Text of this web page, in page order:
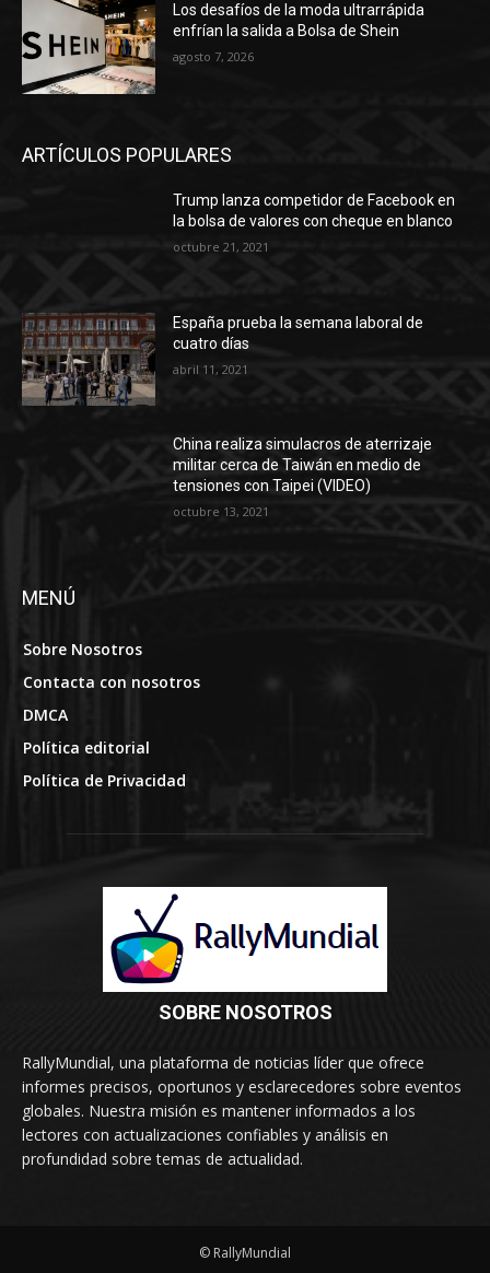
Los desafíos de la moda ultrarrápida
enfrían la salida a Bolsa de Shein
agosto 7, 2026
ARTÍCULOS POPULARES
Trump lanza competidor de Facebook en
la bolsa de valores con cheque en blanco
octubre 21, 2021
España prueba la semana laboral de
cuatro días
abril 11, 2021
China realiza simulacros de aterrizaje
militar cerca de Taiwán en medio de
tensiones con Taipei (VIDEO)
octubre 13, 2021
MENÚ
Sobre Nosotros
Contacta con nosotros
DMCA
Política editorial
Política de Privacidad
SOBRE NOSOTROS
RallyMundial, una plataforma de noticias líder que ofrece
informes precisos, oportunos y esclarecedores sobre eventos
globales. Nuestra misión es mantener informados a los
lectores con actualizaciones confiables y análisis en
profundidad sobre temas de actualidad.
© RallyMundial